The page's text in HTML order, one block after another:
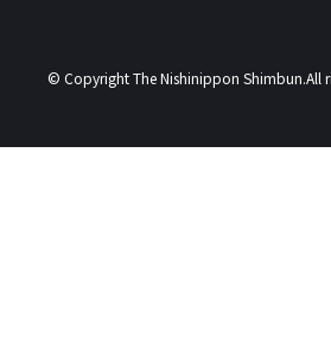
© Copyright The Nishinippon Shimbun.All